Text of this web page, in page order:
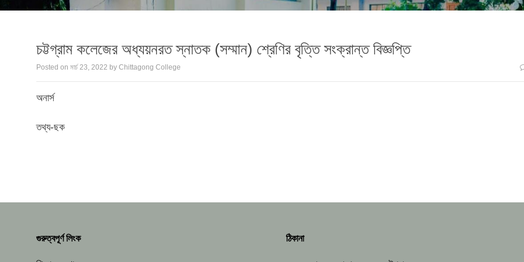
চট্টগ্রাম কলেজের অধ্যয়নরত স্নাতক (সম্মান) শ্রেণির বৃত্তি সংক্রান্ত বিজ্ঞপ্তি
Posted on মার্চ 23, 2022 by Chittagong College
অনার্স
তথ্য-ছক
গুরুত্বপূর্ণ লিংক ঠিকানা